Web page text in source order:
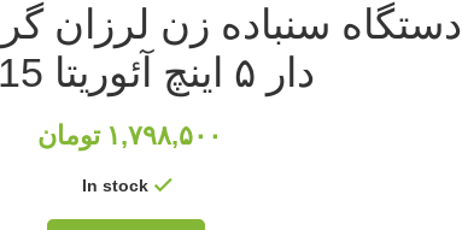
دستگاه سنباده زن لرزان
دار ۵ اینچ آئوریتا AT-15
تومان
In stock